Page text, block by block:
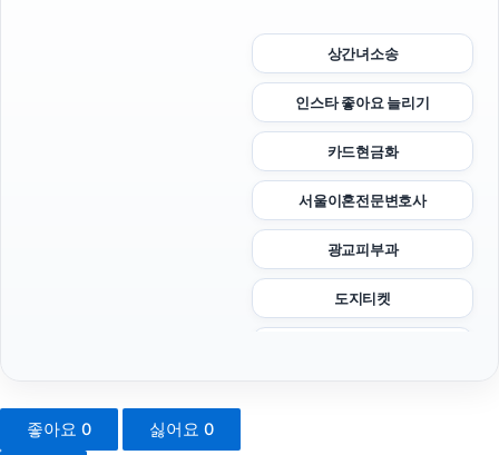
상간녀소송
인스타 좋아요 늘리기
카드현금화
서울이혼전문변호사
광교피부과
도지티켓
좋아요 0 싫어요 0